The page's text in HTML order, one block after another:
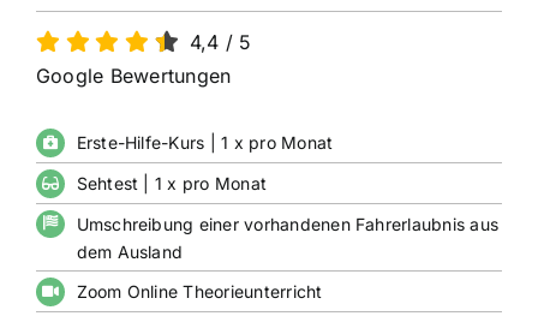
4,4 / 5
Google Bewertungen
Erste-Hilfe-Kurs | 1 x pro Monat
Sehtest | 1 x pro Monat
Umschreibung einer vorhandenen Fahrerlaubnis aus
dem Ausland
Zoom Online Theorieunterricht